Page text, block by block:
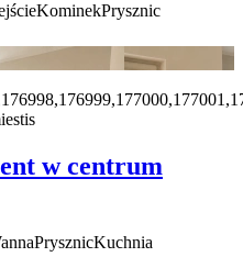
KominekPrysznic
w centrum
PrysznicKuchnia